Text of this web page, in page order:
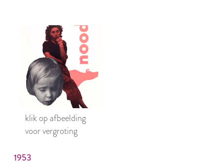
klik op afbeelding
voor vergroting
1953